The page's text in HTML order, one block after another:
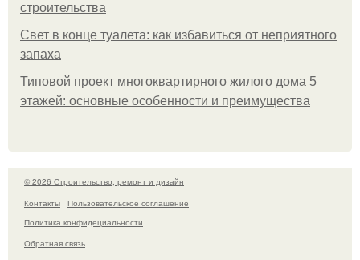
строительства
Свет в конце туалета: как избавиться от неприятного
запаха
Типовой проект многоквартирного жилого дома 5
этажей: основные особенности и преимущества
© 2026 Строительство, ремонт и дизайн
Контакты
Пользовательское соглашение
Политика конфидециальности
Обратная связь